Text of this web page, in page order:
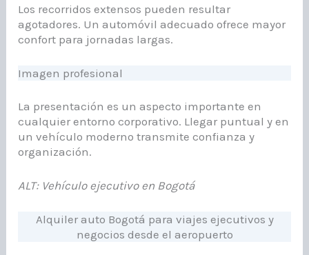
Los recorridos extensos pueden resultar
agotadores. Un automóvil adecuado ofrece mayor
confort para jornadas largas.
Imagen profesional
La presentación es un aspecto importante en
cualquier entorno corporativo. Llegar puntual y en
un vehículo moderno transmite confianza y
organización.
ALT: Vehículo ejecutivo en Bogotá
Alquiler auto Bogotá para viajes ejecutivos y
negocios desde el aeropuerto